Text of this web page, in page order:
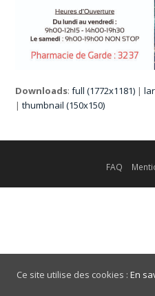
Downloads:full (1772x1181) |
|thumbnail (150x150)
FAQ
Ce site utilise des cookies : En